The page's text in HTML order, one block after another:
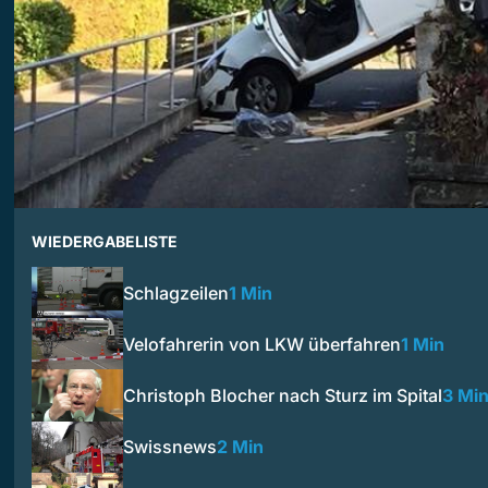
WIEDERGABELISTE
Schlagzeilen1 Min
Velofahrerin von LKW überfahren1 Min
Christoph Blocher nach Sturz im Spital3 Min
Swissnews2 Min